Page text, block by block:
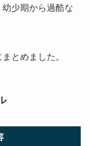
少期から過酷な
とめました。